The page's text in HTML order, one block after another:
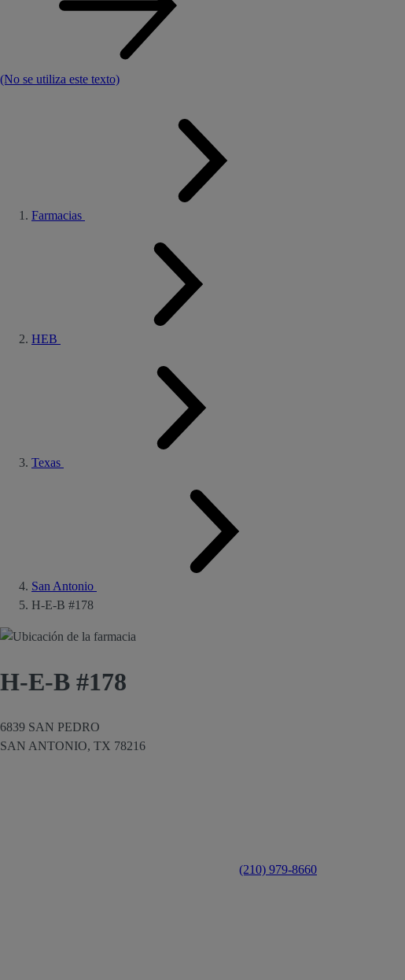
(No se utiliza este texto)
Farmacias
HEB
Texas
San Antonio
H-E-B #178
H-E-B #178
6839 SAN PEDRO
SAN ANTONIO, TX 78216
(210) 979-8660